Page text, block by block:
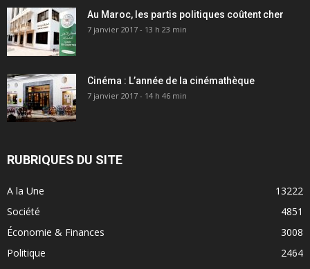
Au Maroc, les partis politiques coûtent cher
7 janvier 2017 - 13 h 23 min
Cinéma : L’année de la cinémathèque
7 janvier 2017 - 14 h 46 min
RUBRIQUES DU SITE
A la Une
13222
Société
4851
Économie & Finances
3008
Politique
2464